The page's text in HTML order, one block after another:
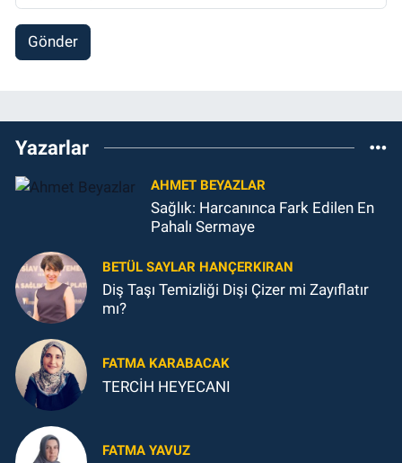
Gönder
Yazarlar
AHMET BEYAZLAR
Sağlık: Harcanınca Fark Edilen En
Pahalı Sermaye
BETÜL SAYLAR HANÇERKIRAN
Diş Taşı Temizliği Dişi Çizer mi Zayıflatır
mı?
FATMA KARABACAK
TERCİH HEYECANI
FATMA YAVUZ